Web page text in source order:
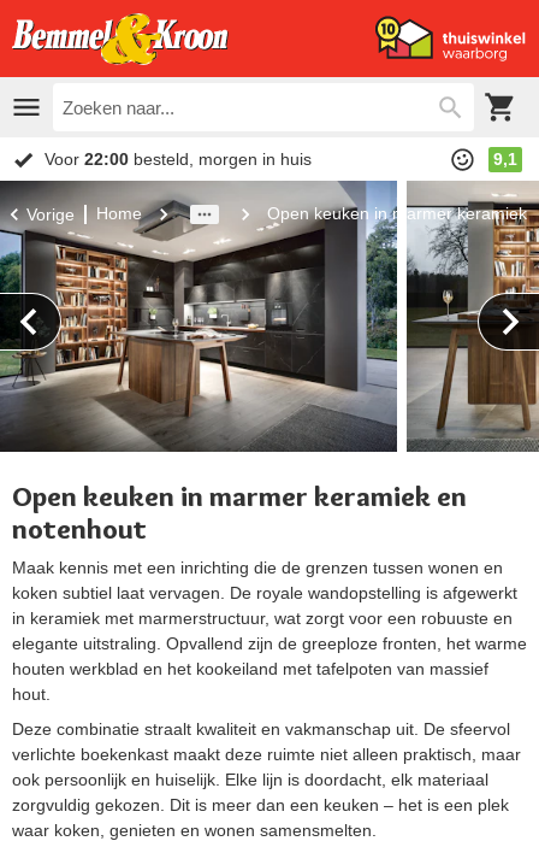
Voor 22:00 besteld, morgen in huis 9,1
Vorige Home Open keuken in marmer keramiek
Open keuken in marmer keramiek en
notenhout
Maak kennis met een inrichting die de grenzen tussen wonen en
koken subtiel laat vervagen. De royale wandopstelling is afgewerkt
in keramiek met marmerstructuur, wat zorgt voor een robuuste en
elegante uitstraling. Opvallend zijn de greeploze fronten, het warme
houten werkblad en het kookeiland met tafelpoten van massief
hout.
Deze combinatie straalt kwaliteit en vakmanschap uit. De sfeervol
verlichte boekenkast maakt deze ruimte niet alleen praktisch, maar
ook persoonlijk en huiselijk. Elke lijn is doordacht, elk materiaal
zorgvuldig gekozen. Dit is meer dan een keuken – het is een plek
waar koken, genieten en wonen samensmelten.